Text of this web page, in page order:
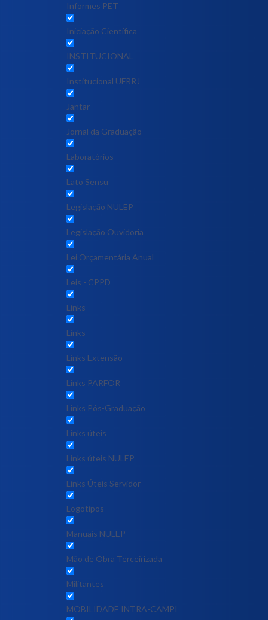
Informes PET
Iniciação Científica
INSTITUCIONAL
Institucional UFRRJ
Jantar
Jornal da Graduação
Laboratórios
Lato Sensu
Legislação NULEP
Legislação Ouvidoria
Lei Orçamentária Anual
Leis - CPPD
Links
Links
Links Extensão
Links PARFOR
Links Pós-Graduação
Links úteis
Links úteis NULEP
Links Úteis Servidor
Logotipos
Manuais NULEP
Mão de Obra Terceirizada
Militantes
MOBILIDADE INTRA-CAMPI